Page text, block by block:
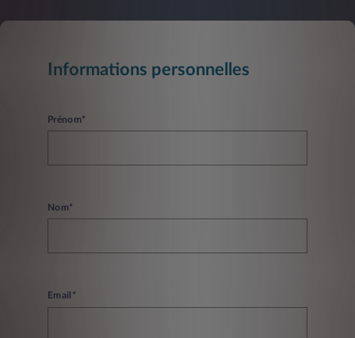
Informations personnelles
Prénom*
Nom*
Email*